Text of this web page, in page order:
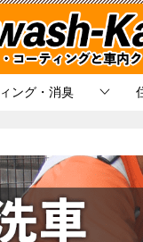
ング・消臭